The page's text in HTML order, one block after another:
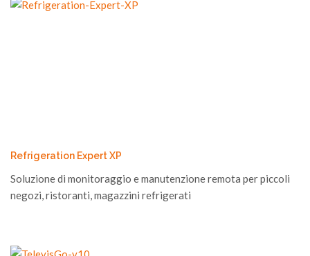
Refrigeration Expert XP
Soluzione di monitoraggio e manutenzione remota per piccoli
negozi, ristoranti, magazzini refrigerati